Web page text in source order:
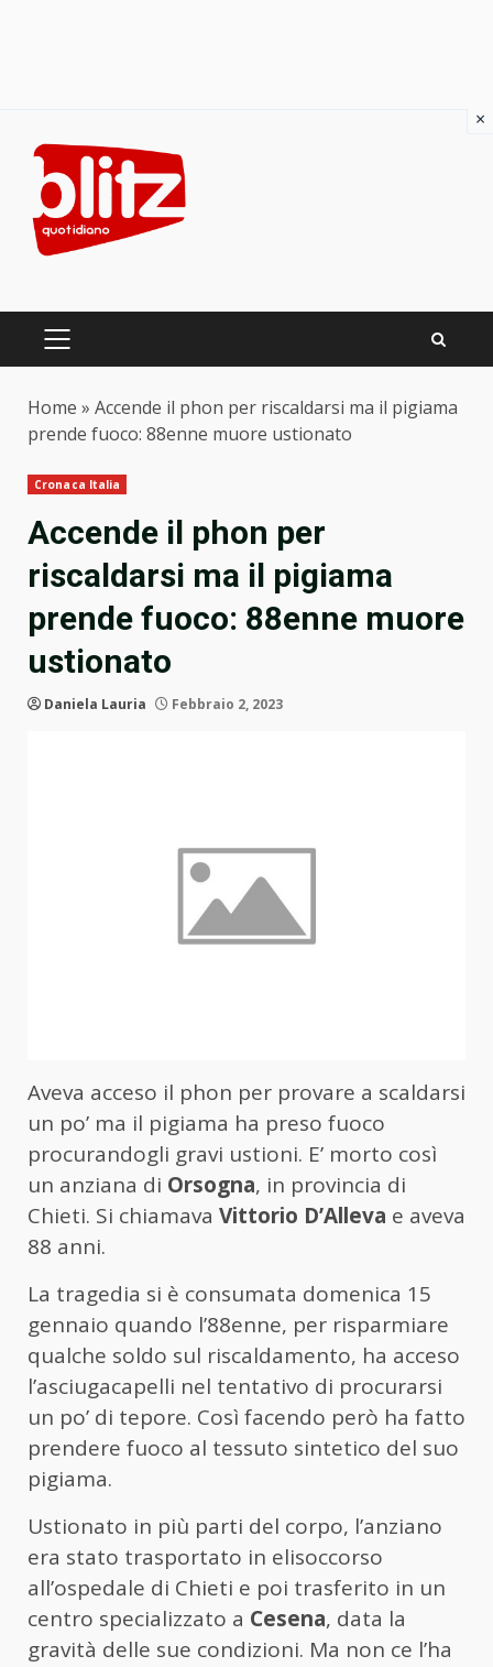
content
PRIMARY
Home » Accende il phon per riscaldarsi ma il pigiama
prende fuoco: 88enne muore ustionato
Cronaca Italia
Accende il phon per
riscaldarsi ma il pigiama
prende fuoco: 88enne muore
ustionato
Daniela Lauria Febbraio 2, 2023
Aveva acceso il phon per provare a scaldarsi
un po’ ma il pigiama ha preso fuoco
procurandogli gravi ustioni. E’ morto così
un anziana di Orsogna, in provincia di
Chieti. Si chiamava Vittorio D’Alleva e aveva
88 anni.
La tragedia si è consumata domenica 15
gennaio quando l’88enne, per risparmiare
qualche soldo sul riscaldamento, ha acceso
l’asciugacapelli nel tentativo di procurarsi
un po’ di tepore. Così facendo però ha fatto
prendere fuoco al tessuto sintetico del suo
pigiama.
Ustionato in più parti del corpo, l’anziano
era stato trasportato in elisoccorso
all’ospedale di Chieti e poi trasferito in un
centro specializzato a Cesena, data la
gravità delle sue condizioni. Ma non ce l’ha
×